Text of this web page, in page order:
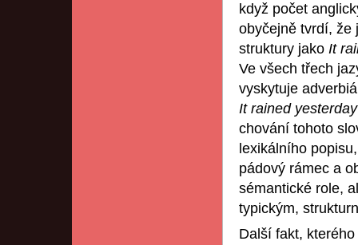
když počet
obyčejně tvrdí, že
struktury jako It
Ve všech třech
vyskytuje
It rained yesterday
chování tohoto
lexikálního
pádový rámec a
sémantické role,
typickým,
Další fakt,